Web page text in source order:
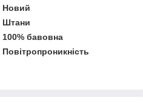
Новий
Штани
100% бавовна
Повітропроникність